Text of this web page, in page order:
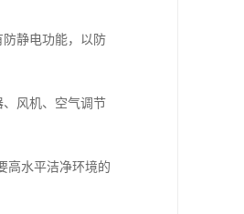
静电功能，以防
风机、空气调节
高水平洁净环境的